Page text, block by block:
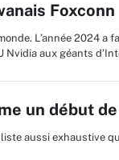
Foxconn
L’année 2024
Nvidia aux géants
un début
aussi exhaustive